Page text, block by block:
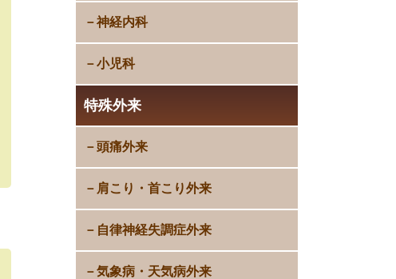
神経内科
小児科
特殊外来
頭痛外来
肩こり・首こり外来
自律神経失調症外来
気象病・天気病外来